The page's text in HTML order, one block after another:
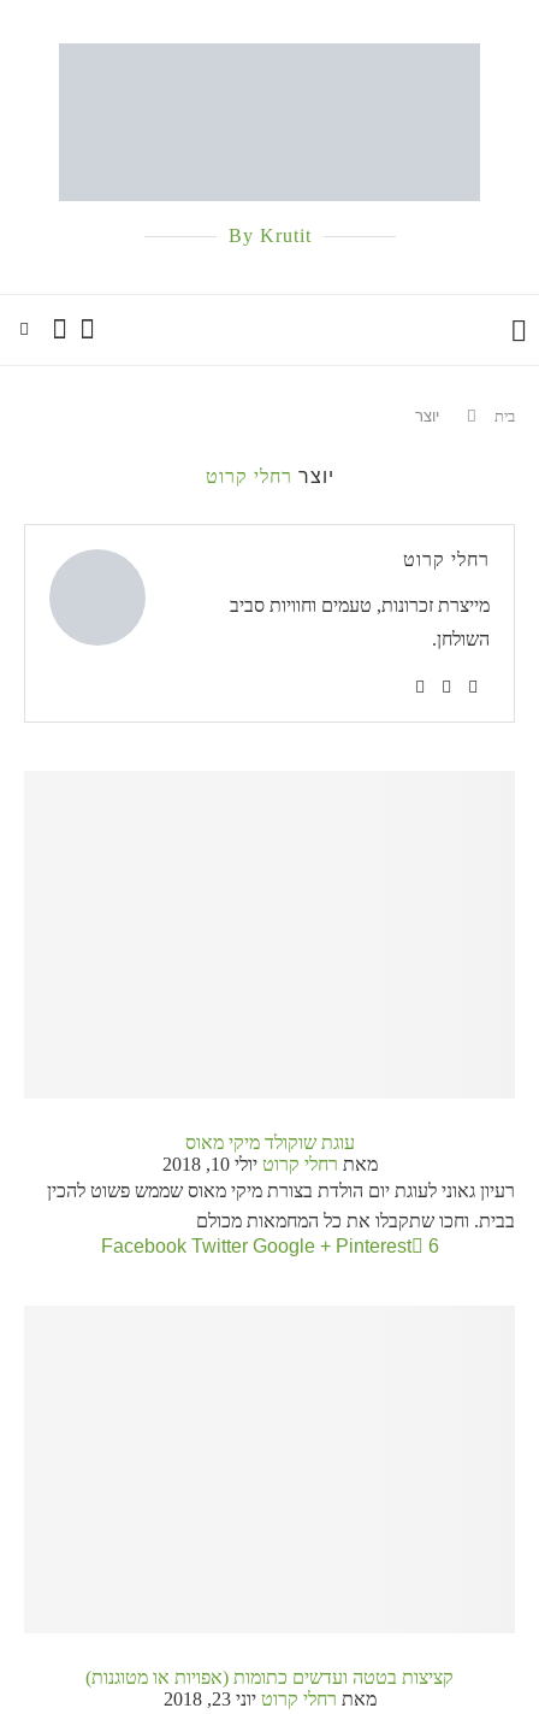
By Krutit
בית יוצר
יוצר רחלי קרוט
רחלי קרוט
מייצרת זכרונות, טעמים וחוויות סביב
השולחן.
עוגת שוקולד מיקי מאוס
מאת רחלי קרוט יולי 10, 2018
רעיון גאוני לעוגת יום הולדת בצורת מיקי מאוס שממש פשוט להכין
בבית. וחכו שתקבלו את כל המחמאות מכולם
6
Facebook Twitter Google + Pinterest
קציצות בטטה ועדשים כתומות (אפויות או מטוגנות)
מאת רחלי קרוט יוני 23, 2018